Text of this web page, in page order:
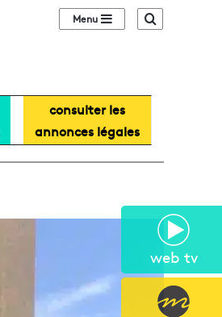
web tv
Sidebar (barre
consulter les
annonces légales